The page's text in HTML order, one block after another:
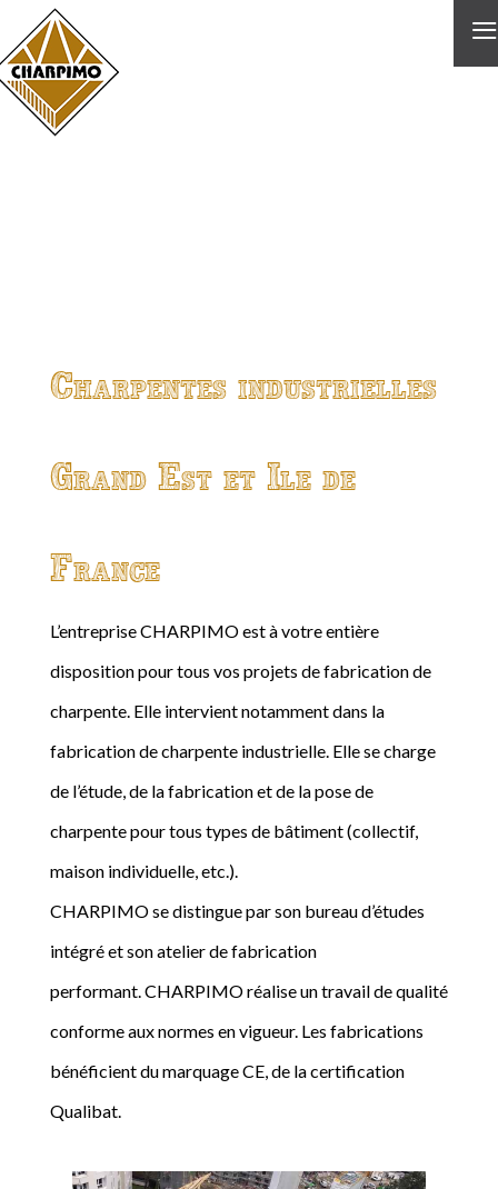
≡
Charpentes industrielles
Grand Est et Ile de
France
L’entreprise CHARPIMO est à votre entière
disposition pour tous vos projets de fabrication de
charpente. Elle intervient notamment dans la
fabrication de charpente industrielle. Elle se charge
de l’étude, de la fabrication et de la pose de
charpente pour tous types de bâtiment (collectif,
maison individuelle, etc.).
CHARPIMO se distingue par son bureau d’études
intégré et son atelier de fabrication
performant. CHARPIMO réalise un travail de qualité
conforme aux normes en vigueur. Les fabrications
bénéficient du marquage CE, de la certification
Qualibat.